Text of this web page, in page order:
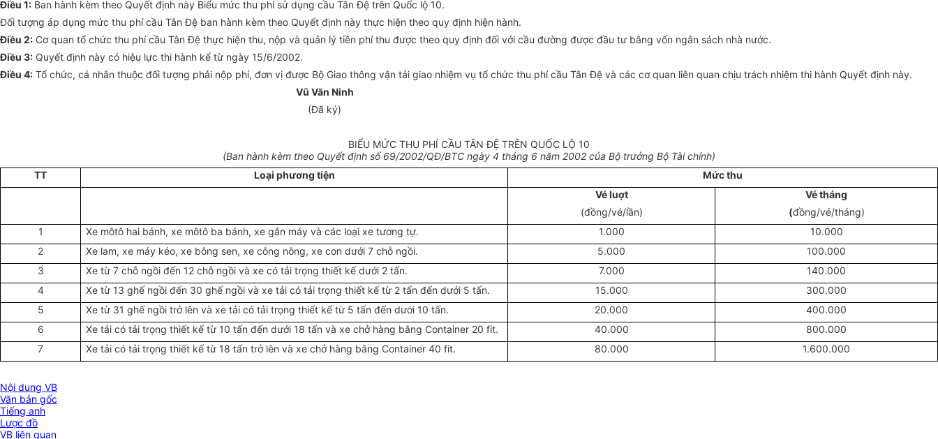
Điều 1: Ban hành kèm theo Quyết định này Biểu mức thu phí sử dụng cầu Tân Đệ trên Quốc lộ 10.
Đối tượng áp dụng mức thu phí cầu Tân Đệ ban hành kèm theo Quyết định này thực hiện theo quy định hiện hành.
Điều 2: Cơ quan tổ chức thu phí cầu Tân Đệ thực hiện thu, nộp và quản lý tiền phí thu được theo quy định đối với cầu đường được đầu tư bằng vốn ngân sách nhà nước.
Điều 3: Quyết định này có hiệu lực thi hành kể từ ngày 15/6/2002.
Điều 4: Tổ chức, cá nhân thuộc đối tượng phải nộp phí, đơn vị được Bộ Giao thông vận tải giao nhiệm vụ tổ chức thu phí cầu Tân Đệ và các cơ quan liên quan chịu trách nhiệm thi hành Quyết định này.
Vũ Văn Ninh
(Đã ký)
BIỂU MỨC THU PHÍ CẦU TÂN ĐỆ TRÊN QUỐC LỘ 10
(Ban hành kèm theo Quyết định số 69/2002/QĐ/BTC ngày 4 tháng 6 năm 2002 của Bộ trưởng Bộ Tài chính)
TT
Loại phương tiện
Mức thu
Vé luợt
(đồng/vé/lần)
Vé tháng
(đồng/vé/tháng)
1
Xe môtô hai bánh, xe môtô ba bánh, xe gắn máy và các loại xe tương tự. 1.000
10.000
2
Xe lam, xe máy kéo, xe bông sen, xe công nông, xe con dưới 7 chỗ ngồi. 5.000
100.000
3
Xe từ 7 chỗ ngồi đến 12 chỗ ngồi và xe có tải trọng thiết kế dưới 2 tấn. 7.000
140.000
4
Xe từ 13 ghế ngồi đến 30 ghế ngồi và xe tải có tải trọng thiết kế từ 2 tấn đến dưới 5 tấn. 15.000
300.000
5
Xe từ 31 ghế ngồi trở lên và xe tải có tải trọng thiết kế từ 5 tấn đến dưới 10 tấn. 20.000
400.000
6
Xe tải có tải trọng thiết kế từ 10 tấn đến dưới 18 tấn và xe chở hàng bằng Container 20 fit. 40.000
800.000
7
Xe tải có tải trọng thiết kế từ 18 tấn trở lên và xe chở hàng bằng Container 40 fit. 80.000 1.600.000
Nội dung VB
Văn bản gốc
Tiếng anh
Lược đồ
VB liên quan